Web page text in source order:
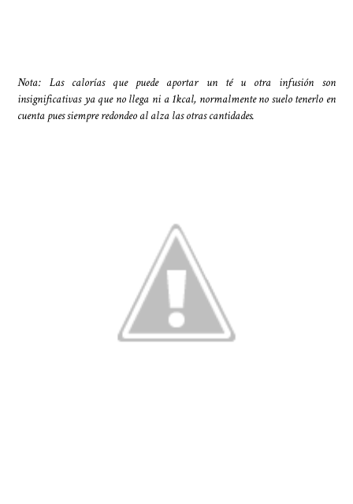
Nota: Las calorías que puede aportar un té u otra infusión son
insignificativas ya que no llega ni a 1kcal, normalmente no suelo tenerlo en
cuenta pues siempre redondeo al alza las otras cantidades.